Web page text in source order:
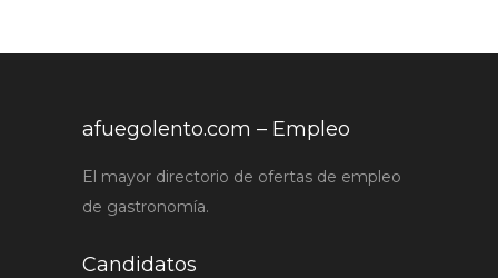
afuegolento.com – Empleo
El mayor directorio de ofertas de empleo
de gastronomía.
Candidatos